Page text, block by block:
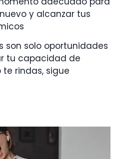
y alcanzar tus
son solo oportunidades
tu capacidad de
te rindas, sigue